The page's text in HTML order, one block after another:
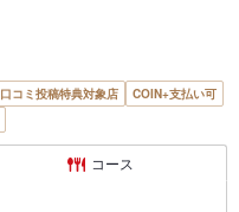
口コミ投稿特典対象店
COIN+支払い可
コース